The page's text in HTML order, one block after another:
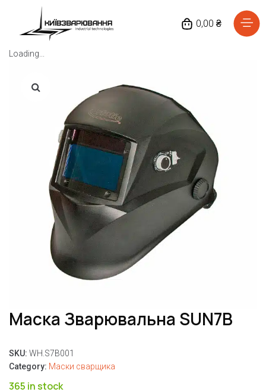
0,00 ₴
Loading...
Маска Зварювальна SUN7B
SKU: WH.S7B001
Category: Маски сварщика
365 in stock
Каталог товарів
Відгуки
Про нас
Доставка та оплата
Повернення та обмін
Контакти